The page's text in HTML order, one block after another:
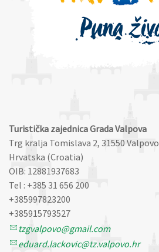
Turistička zajednica Grada Valpova
Trg kralja Tomislava 2, 31550 Valpovo
Hrvatska (Croatia)
OIB: 12881937683
Tel : +385 31 656 200
+385997823200
+385915793527
tzgvalpovo@gmail.com
eduard.lackovic@tz.valpovo.hr